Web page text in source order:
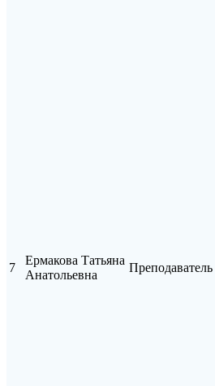
7
Ермакова Татьяна
Анатольевна
Преподаватель